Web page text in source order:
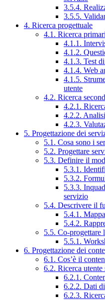
3.5.4.
3.5.5.
4. Ricerca progettuale
4.1. Ricerca
4.1.1.
4.1.2.
4.1.3. Test
4.1.4. Web
4.1.5.
utente
4.2. Ricerca
4.2.1.
4.2.2.
4.2.3.
5. Progettazione dei
5.1. Cosa sono i
5.2. Progettare
5.3. Definire il
5.3.1.
5.3.2.
5.3.3.
servizio
5.4. Descrivere il
5.4.1.
5.4.2.
5.5. Co-progettare
5.5.1.
6. Progettazione dei
6.1. Cos’è il
6.2. Ricerca
6.2.1.
6.2.2. Dati
6.2.3.